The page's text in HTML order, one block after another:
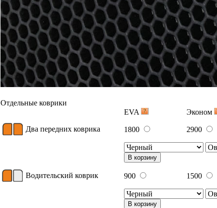
Отдельные коврики
EVA
Эконом
Два передних коврика 1800 2900
В корзину
Водительский коврик 900 1500
В корзину